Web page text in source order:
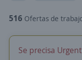
516 Ofertas de trabajo
Se precisa